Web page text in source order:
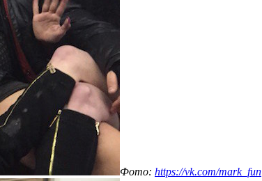
Фото: https://vk.com/mark_fun